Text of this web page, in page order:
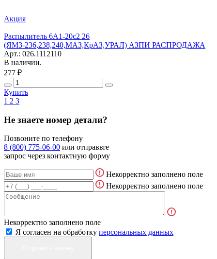
Акция
Распылитель 6А1-20с2 26
(ЯМЗ-236,238,240,МАЗ,КрАЗ,УРАЛ) АЗПИ РАСПРОДАЖА
Арт.: 026.1112110
В наличии.
277 ₽
Купить
1 2 3
Не знаете номер детали?
Позвоните по телефону
8 (800) 775-06-00 или отправьте
запрос через контактную форму
Некорректно заполнено поле
Некорректно заполнено поле
Некорректно заполнено поле
Я согласен на обработку персональных данных